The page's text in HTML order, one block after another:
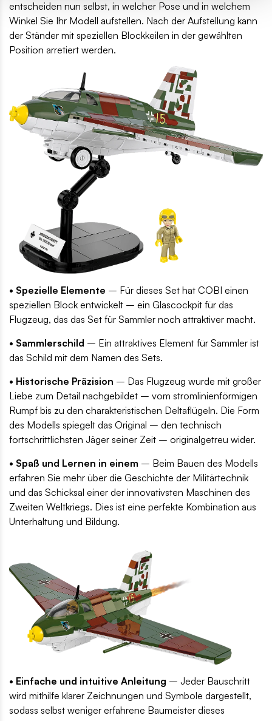
entscheiden nun selbst, in welcher Pose und in welchem
Winkel Sie Ihr Modell aufstellen. Nach der Aufstellung kann
der Ständer mit speziellen Blockkeilen in der gewählten
Position arretiert werden.
• Spezielle Elemente – Für dieses Set hat COBI einen
speziellen Block entwickelt – ein Glascockpit für das
Flugzeug, das das Set für Sammler noch attraktiver macht.
• Sammlerschild – Ein attraktives Element für Sammler ist
das Schild mit dem Namen des Sets.
• Historische Präzision – Das Flugzeug wurde mit großer
Liebe zum Detail nachgebildet – vom stromlinienförmigen
Rumpf bis zu den charakteristischen Deltaflügeln. Die Form
des Modells spiegelt das Original – den technisch
fortschrittlichsten Jäger seiner Zeit – originalgetreu wider.
• Spaß und Lernen in einem – Beim Bauen des Modells
erfahren Sie mehr über die Geschichte der Militärtechnik
und das Schicksal einer der innovativsten Maschinen des
Zweiten Weltkriegs. Dies ist eine perfekte Kombination aus
Unterhaltung und Bildung.
• Einfache und intuitive Anleitung – Jeder Bauschritt
wird mithilfe klarer Zeichnungen und Symbole dargestellt,
sodass selbst weniger erfahrene Baumeister dieses